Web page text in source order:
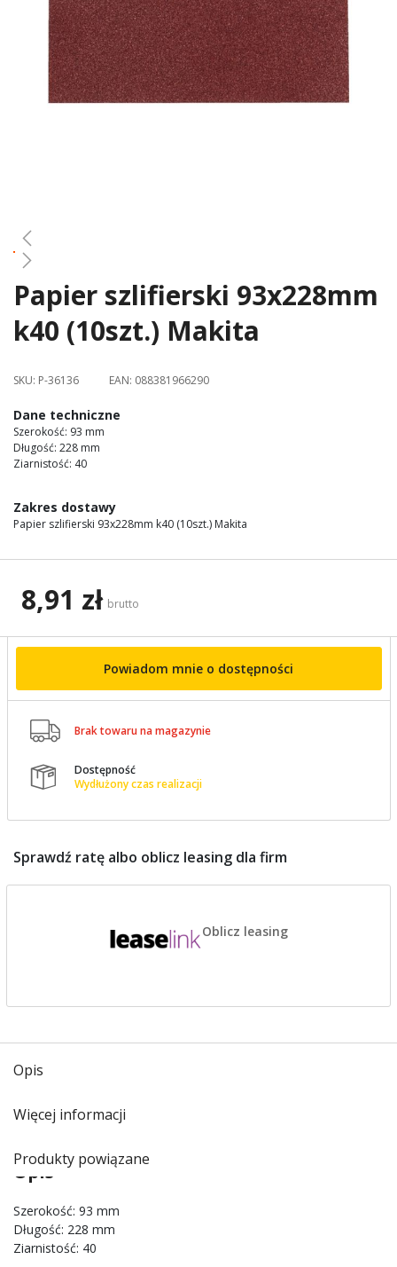
gallery
Skip
the
of
images
gallery
Papier szlifierski 93x228mm
k40 (10szt.) Makita
SKU: P-36136 EAN: 088381966290
Dane techniczne
Szerokość: 93 mm
Długość: 228 mm
Ziarnistość: 40
Zakres dostawy
Papier szlifierski 93x228mm k40 (10szt.) Makita
8,91 zł brutto
Powiadom mnie o dostępności
 Brak towaru na magazynie

Dostępność
Wydłużony czas realizacji
Sprawdź ratę albo oblicz leasing dla firm
Oblicz leasing
Opis
Więcej informacji
Produkty powiązane
Opis
Szerokość: 93 mm
Długość: 228 mm
Ziarnistość: 40